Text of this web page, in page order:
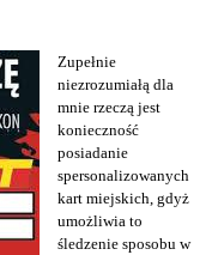
Zupełnie
niezrozumiałą dla
mnie rzeczą jest
konieczność
posiadanie
spersonalizowanych
kart miejskich, gdyż
umożliwia to
śledzenie sposobu w